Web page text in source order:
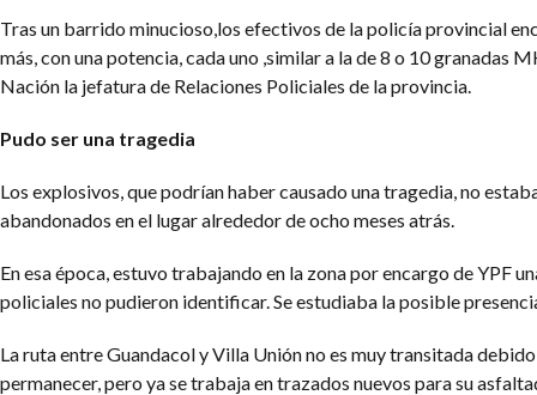
Tras un barrido minucioso,los efectivos de la policía provincial
más, con una potencia, cada uno ,similar a la de 8 o 10 granadas
Nación la jefatura de Relaciones Policiales de la provincia.
Pudo ser una tragedia
Los explosivos, que podrían haber causado una tragedia, no
abandonados en el lugar alrededor de ocho meses atrás.
En esa época, estuvo trabajando en la zona por encargo de YPF
policiales no pudieron identificar. Se estudiaba la posible
La ruta entre Guandacol y Villa Unión no es muy transitada
permanecer, pero ya se trabaja en trazados nuevos para su